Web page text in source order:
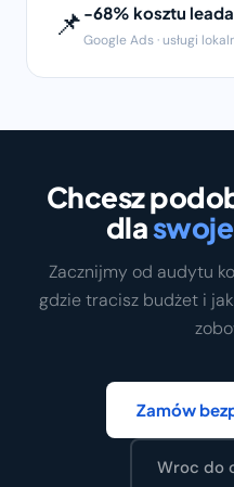
📌 -68% kosztu
Google Ads · usługi
Chcesz
dla
Zacznijmy od audytu
gdzie tracisz budżet i
Zamów
Wroc do